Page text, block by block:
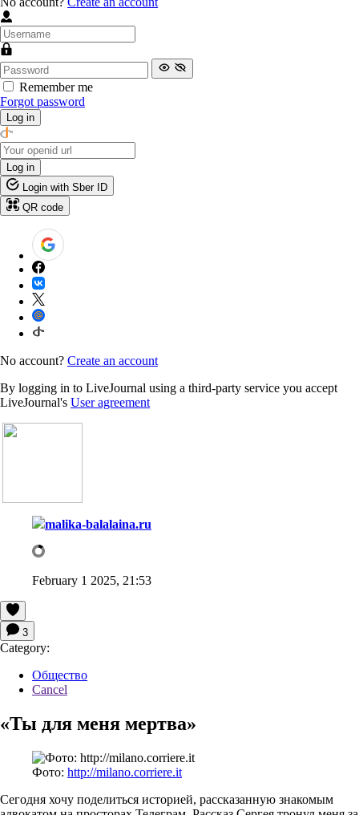
Remember me
Forgot password
Log in
Log in
Login with Sber ID
QR code
No account? Create an account
By logging in to LiveJournal using a third-party service you accept
LiveJournal's User agreement
malika-balalaina.ru
February 1 2025, 21:53
3
Category:
Общество
Cancel
«Ты для меня мертва»
Фото: http://milano.corriere.it
Сегодня хочу поделиться историей, рассказанную знакомым